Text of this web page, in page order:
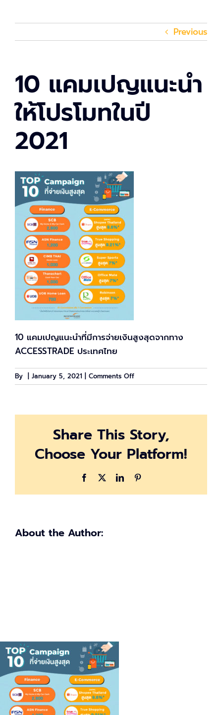
Previous
10 แคมเปญแนะนำ
ให้โปรโมทในปี
2021
10 แคมเปญแนะนำที่มีการจ่ายเงินสูงสุดจากทาง
ACCESSTRADE ประเทศไทย
By January 5, 2021 Comments Offon
10
โปรโมท
ในปี
2021
Share This Story,
Choose Your Platform!
Facebook LinkedIn
About the Author: